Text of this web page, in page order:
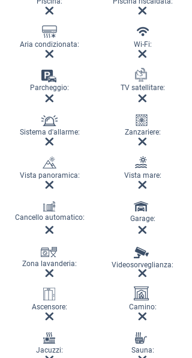
Aria condizionata:
Parcheggio:
Sistema d'allarme:
Vista panoramica:
Cancello automatico:
Zona lavanderia:
Ascensore:
Jacuzzi:
Wi-Fi:
TV satellitare:
Zanzariere:
Vista mare:
Garage:
Videosorveglianza:
Camino:
Sauna: